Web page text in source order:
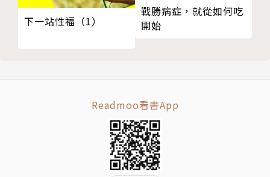
3.除泌尿科專業外，也涵蓋與日常生活相關的保健之
道，例如從｢冰雪奇緣｣談冬日保暖，從｢我的少女時
3.電影也是視覺的藝術，因此特別邀請插畫家繪製精美
別再把頭往後仰了──從《丹麥女孩》談流鼻血該怎麼
辦？
是危機還是轉機？──從《白日夢冒險王》談男性中年
偉大的模仿者──從《風起》看結核病與人類的糾結
找回你的原力──從《星際大戰》談如何增強免疫力
這不是大胸肌──從《你的名字》談男性女乳症
下一站性福（1）
戰勝病症，就從如何吃
開始
Readmoo看書App